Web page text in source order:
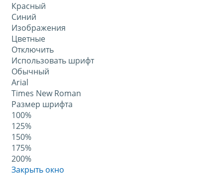
Красный
Синий
Изображения
Цветные
Отключить
Использовать шрифт
Обычный
Arial
Times New Roman
Размер шрифта
100%
125%
150%
175%
200%
Закрыть окно